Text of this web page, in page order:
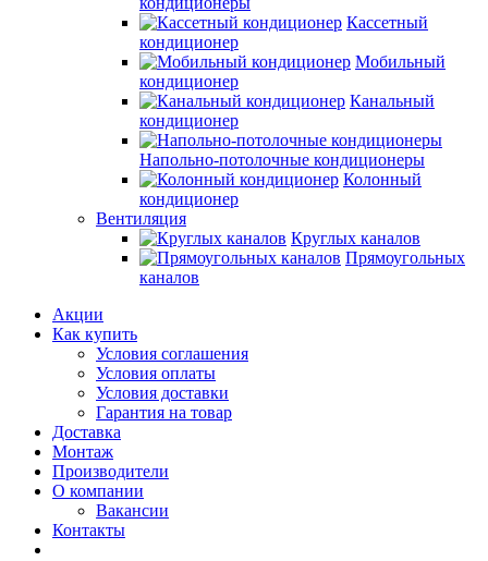
Кассетный
кондиционер
Мобильный
кондиционер
Канальный
кондиционер
Напольно-потолочные кондиционеры
Колонный
кондиционер
Вентиляция
Круглых каналов
Прямоугольных
каналов
Акции
Как купить
Условия соглашения
Условия оплаты
Условия доставки
Гарантия на товар
Доставка
Монтаж
Производители
О компании
Вакансии
Контакты